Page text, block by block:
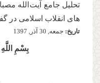
تحلیل جامع آیت الله
های انقلاب اسلامی در
تاریخ: جمعه, 30 آذر, 1397
بِسْمِ